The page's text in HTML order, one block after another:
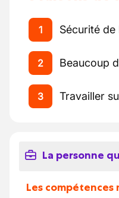
1 Sécurité
2 Beaucoup
3 Travailler
La personne
Les compétences